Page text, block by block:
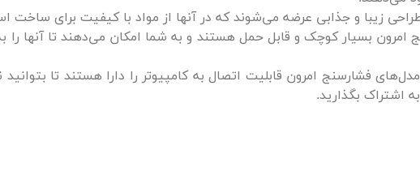
زیبا و جذابی عرضه می‌شوند که در آنها از مواد با کیفیت برای
امرون بسیار کوچک و قابل حمل هستند و به شما امکان می‌دهند تا آنها را
فشارسنج امرون قابلیت اتصال به کامپیوتر را دارا هستند تا بتوانید
اشتراک بگذارید.